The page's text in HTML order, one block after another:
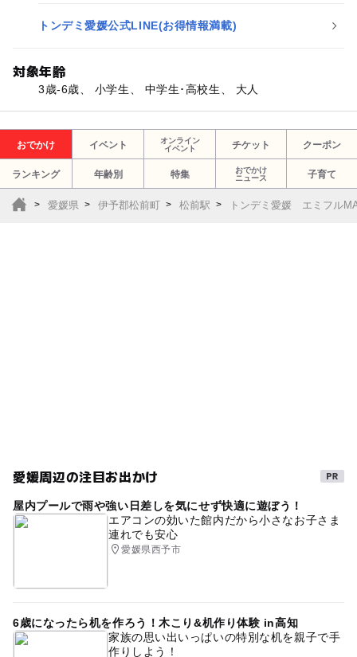
トンデミ愛媛公式LINE(お得情報満載)
対象年齢
3歳-6歳、 小学生、 中学生･高校生、 大人
おでかけ イベント
オンライン
イベント
チケット クーポン
ランキング 年齢別 特集
おでかけ
ニュース
子育て
愛媛県 伊予郡松前町 松前駅 トンデミ愛媛 エミフル
愛媛周辺の注目お出かけ
屋内プールで雨や強い日差しを気にせず快適に遊ぼう！
エアコンの効いた館内だから小さなお子さま
連れでも安心
愛媛県西予市
6歳になったら机を作ろう！木こり&机作り体験 in高知
家族の思い出いっぱいの特別な机を親子で手
作りしよう！